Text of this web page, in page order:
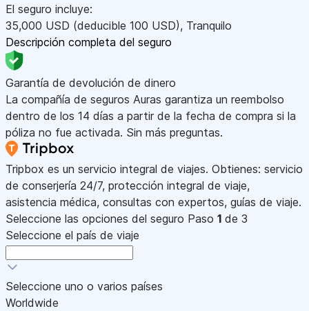
El seguro incluye:
35,000 USD (deducible 100 USD), Tranquilo
Descripción completa del seguro
Garantía de devolución de dinero
La compañía de seguros Auras garantiza un reembolso
dentro de los 14 días a partir de la fecha de compra si la
póliza no fue activada. Sin más preguntas.
Tripbox es un servicio integral de viajes. Obtienes: servicio
de conserjería 24/7, protección integral de viaje,
asistencia médica, consultas con expertos, guías de viaje.
Seleccione las opciones del seguro Paso 1 de 3
Seleccione el país de viaje
Seleccione uno o varios países
Worldwide